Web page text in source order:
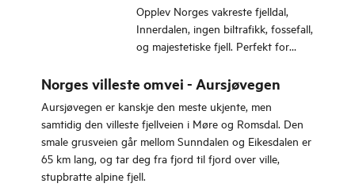
Opplev Norges vakreste fjelldal,
Innerdalen, ingen biltrafikk, fossefall,
og majestetiske fjell. Perfekt for
Norges villeste omvei - Aursjøvegen
Aursjøvegen er kanskje den meste ukjente, men
samtidig den villeste fjellveien i Møre og Romsdal. Den
smale grusveien går mellom Sunndalen og Eikesdalen er
65 km lang, og tar deg fra fjord til fjord over ville,
stupbratte alpine fjell.